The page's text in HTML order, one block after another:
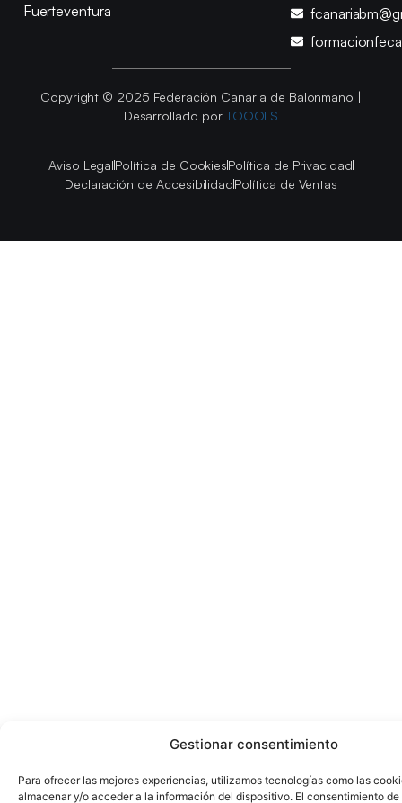
Gestionar consentimiento
Para ofrecer las mejores experiencias, utilizamos tecnologías como las
almacenar y/o acceder a la información del dispositivo. El consentimiento de
Fuerteventura
Copyright © 2025 Federación Canaria de Balonmano |
Desarrollado por TOOOLS
Aviso LegalPolítica de CookiesPolítica de Privacidad
Declaración de AccesibilidadPolítica de Ventas